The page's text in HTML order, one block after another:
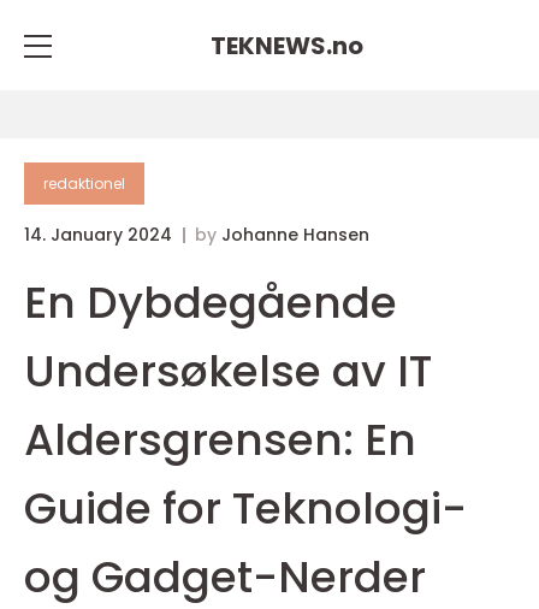
TEKNEWS.no
redaktionel
14. January 2024 by Johanne Hansen
En Dybdegående
Undersøkelse av IT
Aldersgrensen: En
Guide for Teknologi-
og Gadget-Nerder